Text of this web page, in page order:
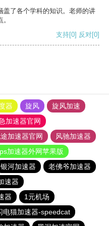
盖了各个学科的知识。老师的讲
支持[0] 反对[0]
器 旋风
旋风加速
加速器官网
加速器官网
风驰加速器
加速器外网苹果版
银河加速器
老佛爷加速器
速器
器
1元机场
电猫加速器-speedcat